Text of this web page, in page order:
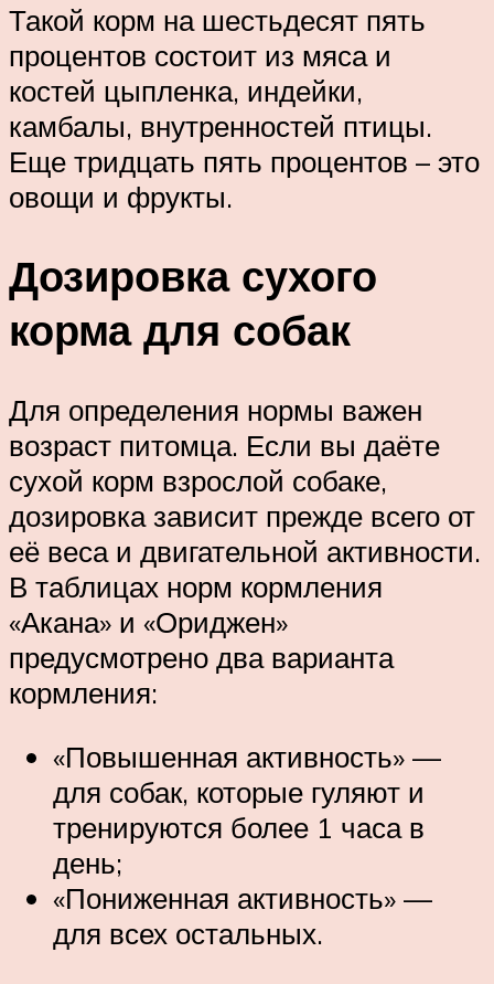
Такой корм на шестьдесят пять
процентов состоит из мяса и
костей цыпленка, индейки,
камбалы, внутренностей птицы.
Еще тридцать пять процентов – это
овощи и фрукты.
Дозировка сухого
корма для собак
Для определения нормы важен
возраст питомца. Если вы даёте
сухой корм взрослой собаке,
дозировка зависит прежде всего от
её веса и двигательной активности.
В таблицах норм кормления
«Акана» и «Ориджен»
предусмотрено два варианта
кормления:
«Повышенная активность» —
для собак, которые гуляют и
тренируются более 1 часа в
день;
«Пониженная активность» —
для всех остальных.